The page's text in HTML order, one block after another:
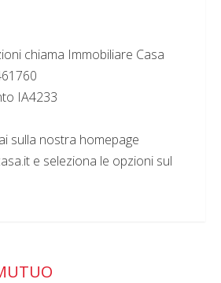
chiama Immobiliare Casa
IA4233
sulla nostra homepage
e seleziona le opzioni sul